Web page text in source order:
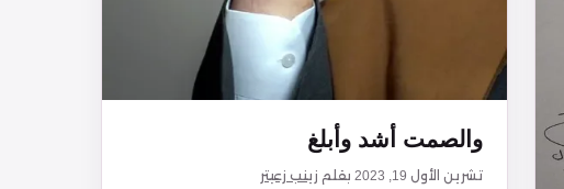
والصمت أشد وأبلغ
تشرين الأول 19, 2023 بقلم زينب زعيتر